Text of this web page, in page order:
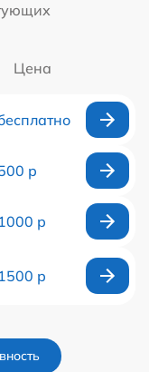
Цена
р
1000 р
1500 р